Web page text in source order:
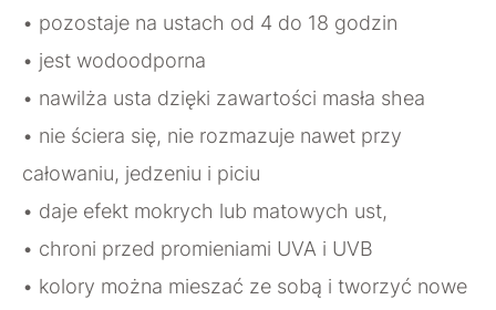
• pozostaje na ustach od 4 do 18 godzin
• jest wodoodporna
• nawilża usta dzięki zawartości masła shea
• nie ściera się, nie rozmazuje nawet przy
całowaniu, jedzeniu i piciu
• daje efekt mokrych lub matowych ust,
• chroni przed promieniami UVA i UVB
• kolory można mieszać ze sobą i tworzyć nowe